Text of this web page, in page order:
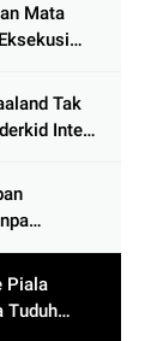
Mata
Tak
Inter
Piala
Tuduh